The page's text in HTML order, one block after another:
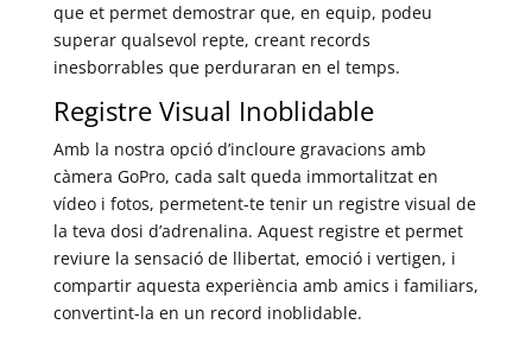
que et permet demostrar que, en equip, podeu
superar qualsevol repte, creant records
inesborrables que perduraran en el temps.
Registre Visual Inoblidable
Amb la nostra opció d’incloure gravacions amb
càmera GoPro, cada salt queda immortalitzat en
vídeo i fotos, permetent-te tenir un registre visual de
la teva dosi d’adrenalina. Aquest registre et permet
reviure la sensació de llibertat, emoció i vertigen, i
compartir aquesta experiència amb amics i familiars,
convertint-la en un record inoblidable.